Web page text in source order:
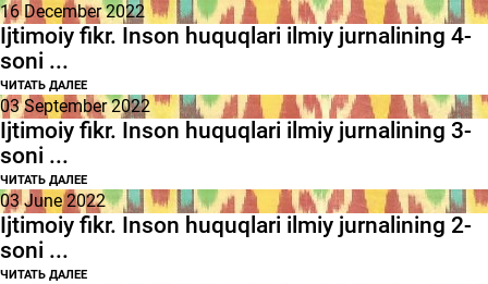
16 December 2022
Ijtimoiy fikr. Inson huquqlari ilmiy jurnalining 4-
soni ...
ЧИТАТЬ ДАЛЕЕ
03 September 2022
Ijtimoiy fikr. Inson huquqlari ilmiy jurnalining 3-
soni ...
ЧИТАТЬ ДАЛЕЕ
03 June 2022
Ijtimoiy fikr. Inson huquqlari ilmiy jurnalining 2-
soni ...
ЧИТАТЬ ДАЛЕЕ